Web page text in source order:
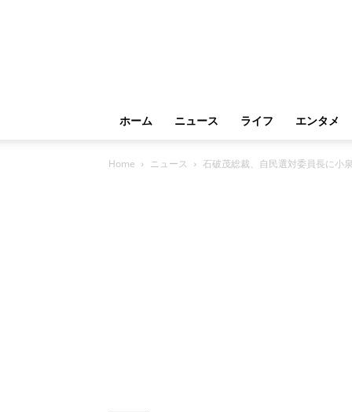
ホーム ニュース ライフ エンタメ
Home ニュース 石破茂総裁、自民選対委員長に小